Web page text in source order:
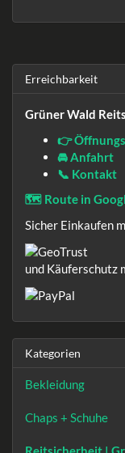
Erreichbarkeit
Grüner Wald
👉
🚘 Anfahrt
📞 Kontakt
🗺️ Route in
Sicher Einkaufen
und Käuferschutz
Kategorien
Bekleidung
Chaps + Schuhe